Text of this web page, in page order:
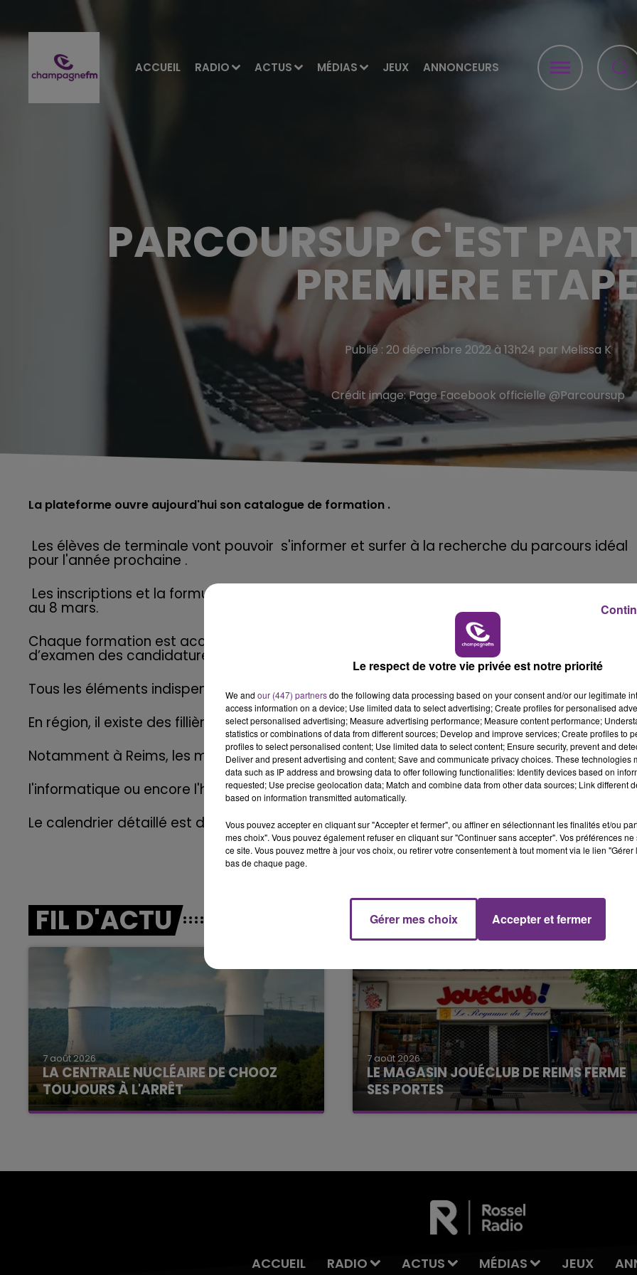
ACCUEIL RADIO ACTUS MÉDIAS JEUX ANNONCEURS
11h00 - 16h00 16h00 - 20h00
LE WEEK-END CHAMPAGNE FM
PARCOURSUP C'EST
PREMIERE
Publié : 20 décembre 2022 à 13h24 par Melissa K
Crédit image:Page Facebook officielle @Parcoursup
La plateforme ouvre aujourd'hui son catalogue de formation .
Les élèves de terminale vont pouvoir s'informer et surfer à la recherche du parcours idéal
pour l'année prochaine .
Les inscriptions et la formulation des vœux débuteront le 18 janvier avec une date limite
au 8 mars.
Chaque formation est accompagnée d’une fiche de présentation détaillée, avec critères
d’examen des candidatures, débouchés professionnels.
Tous les éléments indispensables pour aider les élèves à faire leur choix.
En région, il existe des fillières avec 100 % de débouchés .
Notamment à Reims, les métiers de l'électricité et l'énergie, le secteur de la banque,
l'informatique ou encore l'hotellerie mènent infailliblement à un emploi.
Le calendrier détaillé est disponible surParcoursup.fr
FIL D'ACTU
7 août 2026
LA CENTRALE NUCLÉAIRE DE CHOOZ
TOUJOURS À L'ARRÊT
Cela fait déjà une semaine que la centrale
7 août 2026
LE MAGASIN JOUÉCLUB DE REIMS FERME
SES PORTES
C'était l'une des institutions du centre-ville
ACCUEIL RADIO ACTUS MÉDIAS JEUX
Le respect de votre vie privée est notre priorité
We and our (447) partnersdo the following data processing based on your consent and/or our legitimate
access information on a device; Use limited data to select advertising; Create profiles for personalised
select personalised advertising; Measure advertising performance; Measure content performance;
statistics or combinations of data from different sources; Develop and improve services; Create profiles to
profiles to select personalised content; Use limited data to select content; Ensure security, prevent and
Deliver and present advertising and content; Save and communicate privacy choices. These technologies
data such as IP address and browsing data to offer following functionalities: Identify devices based on
requested; Use precise geolocation data; Match and combine data from other data sources; Link different
based on information transmitted automatically.
Vous pouvez accepter en cliquant sur "Accepter et fermer", ou affiner en sélectionnant les finalités et/ou
mes choix". Vous pouvez également refuser en cliquant sur "Continuer sans accepter". Vos préférences
ce site. Vous pouvez mettre à jour vos choix, ou retirer votre consentement à tout moment via le lien
bas de chaque page.
Gérer mes choix Accepter et fermer